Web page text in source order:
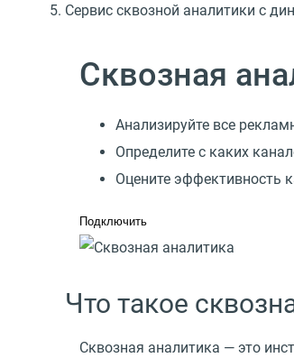
Сервис сквозной аналитики с
Сквозная
Анализируйте все
Определите с каких
Оцените эффективность
Подключить
Что такое
Сквозная аналитика — это